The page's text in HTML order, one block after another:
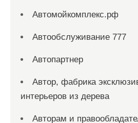
Автомойкомплекс.рф
Автообслуживание 777
Автопартнер
Автор, фабрика
интерьеров из дерева
Авторам и